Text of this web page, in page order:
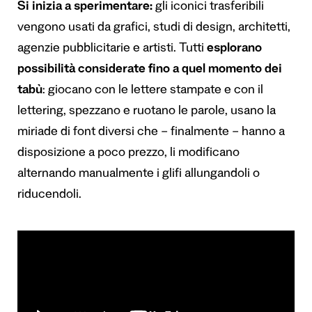
Si inizia a sperimentare: gli iconici trasferibili
vengono usati da grafici, studi di design, architetti,
agenzie pubblicitarie e artisti. Tutti esplorano
possibilità considerate fino a quel momento dei
tabù: giocano con le lettere stampate e con il
lettering, spezzano e ruotano le parole, usano la
miriade di font diversi che – finalmente – hanno a
disposizione a poco prezzo, li modificano
alternando manualmente i glifi allungandoli o
riducendoli.